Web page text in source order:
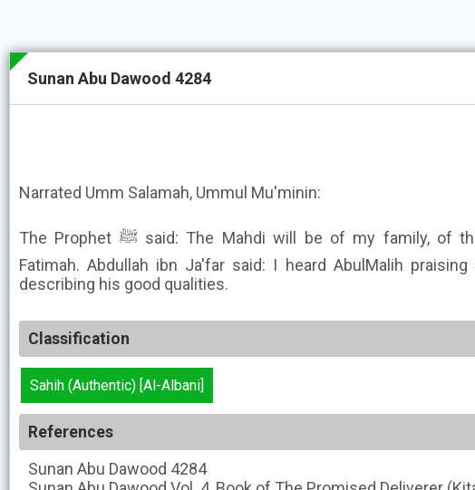
Sunan Abu Dawood 4284
Narrated Umm Salamah, Ummul Mu'minin:
The Prophet ﷺ said: The Mahdi will be of my family, of the descendants of
Fatimah. Abdullah ibn Ja'far said: I heard AbulMalih
describing his good qualities.
Classification
Sahih (Authentic) [Al-Albani]
References
Sunan Abu Dawood 4284